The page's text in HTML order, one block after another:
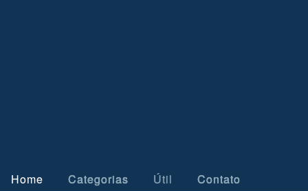
Home Categorias Útil Contato